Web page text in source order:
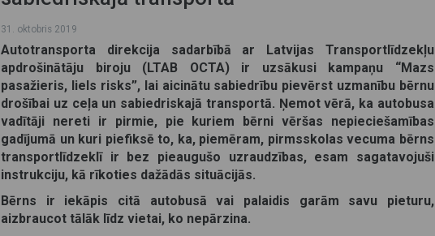
31. oktobris 2019
Autotransporta direkcija sadarbībā ar Latvijas Transportlīdzekļu
apdrošinātāju biroju (LTAB OCTA) ir uzsākusi kampaņu “Mazs
pasažieris, liels risks”, lai aicinātu sabiedrību pievērst uzmanību bērnu
drošībai uz ceļa un sabiedriskajā transportā. Ņemot vērā, ka autobusa
vadītāji nereti ir pirmie, pie kuriem bērni vēršas nepieciešamības
gadījumā un kuri piefiksē to, ka, piemēram, pirmsskolas vecuma bērns
transportlīdzeklī ir bez pieaugušo uzraudzības, esam sagatavojuši
instrukciju, kā rīkoties dažādās situācijās.
Bērns ir iekāpis citā autobusā vai palaidis garām savu pieturu,
aizbraucot tālāk līdz vietai, ko nepārzina.